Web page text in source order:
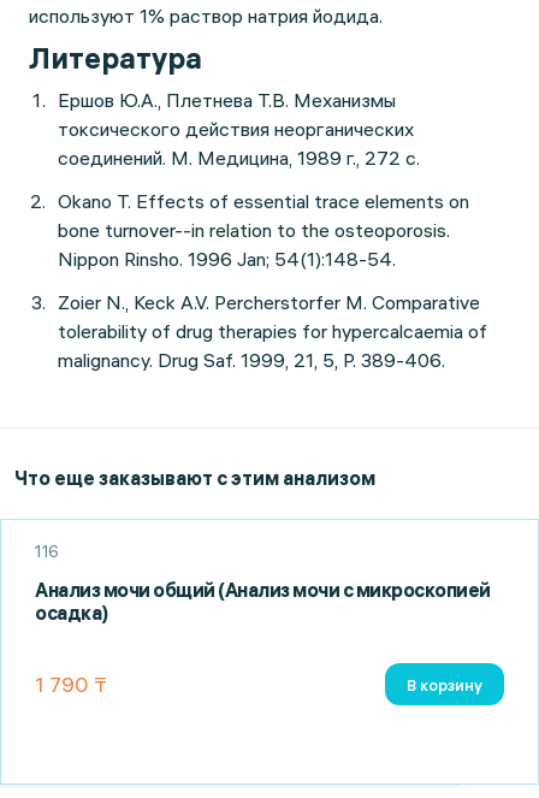
используют 1% раствор натрия йодида.
Литература
Ершов Ю.А., Плетнева Т.В. Механизмы
токсического действия неорганических
соединений. М. Медицина, 1989 г., 272 с.
Okano T. Effects of essential trace elements on
bone turnover--in relation to the osteoporosis.
Nippon Rinsho. 1996 Jan; 54(1):148-54.
Zoier N., Keck A.V. Percherstorfer M. Comparative
tolerability of drug therapies for hypercalcaemia of
malignancy. Drug Saf. 1999, 21, 5, P. 389-406.
Что еще заказывают с этим анализом
116
Анализ мочи общий (Анализ мочи с микроскопией
осадка)
1 790 ₸ В корзину